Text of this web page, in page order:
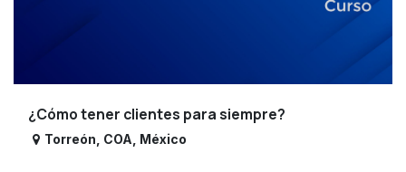
¿Cómo tener clientes para siempre?
Torreón COA México